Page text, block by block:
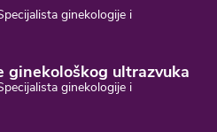
ginekologije i
ginekološkog ultrazvuka
ginekologije i